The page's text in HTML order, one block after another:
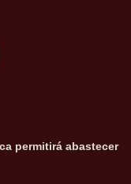
permitirá abastecer